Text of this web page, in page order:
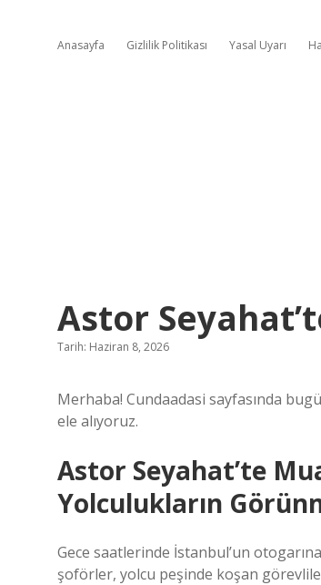
Anasayfa Gizlilik Politikası Yasal Uyarı
Astor
Tarih: Haziran 8, 2026
Merhaba! Cundaadasi sayfasında
ele alıyoruz.
Astor Seyahat’te
Yolculukların
Gece saatlerinde İstanbul’un
şoförler, yolcu peşinde koşan